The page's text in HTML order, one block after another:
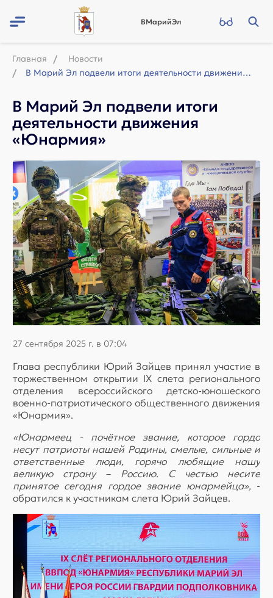
ВМарийЭл
Главная
Новости
В Марий Эл подвели итоги деятельности движения «Юнармия»
В Марий Эл подвели итоги
деятельности движения
«Юнармия»
27 сентября 2025 г. в 07:04
Глава республики Юрий Зайцев принял участие в
торжественном открытии IX слета регионального
отделения всероссийского детско-юношеского
военно-патриотического общественного движения
«Юнармия».
«Юнармеец - почётное звание, которое гордо
несут патриоты нашей Родины, смелые, сильные и
ответственные люди, горячо любящие нашу
великую страну – Россию. С честью несите
принятое сегодня гордое звание юнармейца», -
обратился к участникам слета Юрий Зайцев.